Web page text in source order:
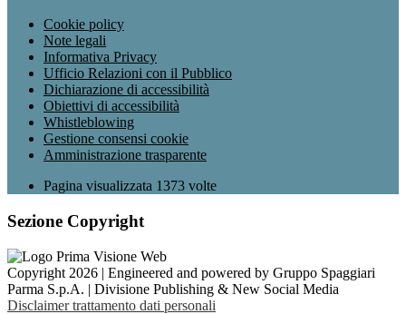
Cookie policy
Note legali
Informativa Privacy
Ufficio Relazioni con il Pubblico
Dichiarazione di accessibilità
Obiettivi di accessibilità
Whistleblowing
Gestione consensi cookie
Amministrazione trasparente
Pagina visualizzata 1373 volte
Sezione Copyright
Copyright 2026 | Engineered and powered by Gruppo Spaggiari
Parma S.p.A. | Divisione Publishing & New Social Media
Disclaimer trattamento dati personali